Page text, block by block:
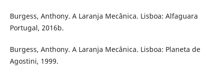
Burgess, Anthony. A Laranja Mecânica. Lisboa: Alfaguara
Portugal, 2016b.
Burgess, Anthony. A Laranja Mecânica. Lisboa: Planeta de
Agostini, 1999.